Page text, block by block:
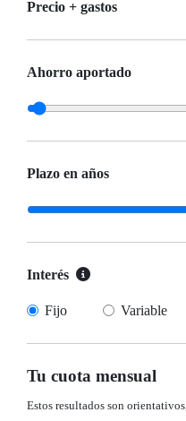
Precio + gastos
Ahorro aportado
Plazo en años
Interés
Fijo Variable
Tu cuota mensual
Estos resultados son